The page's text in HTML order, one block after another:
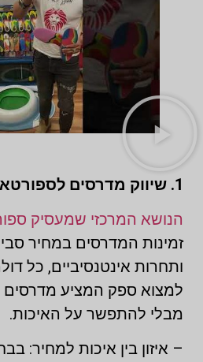
1. שיווק מדרסים לספורטאים מחיר תחרותי
הנושא המרכזי שמעסיק
זמינות המדרסים במחיר
ותחרות אינטנסיביים, כל
למצוא ספק המציע מדרסים
מבלי להתפשר על האיכות.
– איזון בין איכות למחיר: